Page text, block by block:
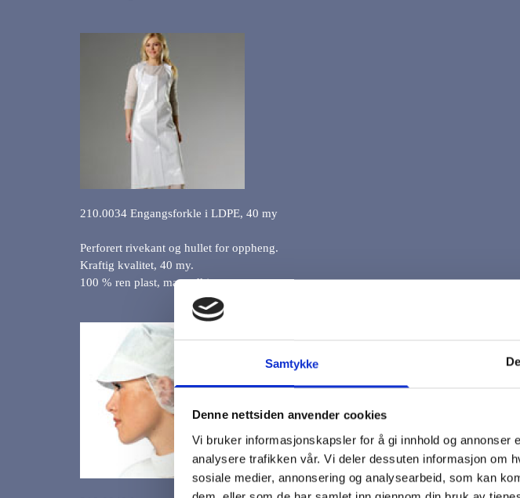
Samtykke
Denne nettsiden anvender cookies
Vi bruker informasjonskapsler for å gi innhold og
analysere trafikken vår. Vi deler dessuten informasjon om
sosiale medier, annonsering og analysearbeid, som kan
210.0034 Engangsforkle i LDPE, 40 my
Perforert rivekant og hullet for oppheng.
Kraftig kvalitet, 40 my.
100 % ren plast, matgodkjent.